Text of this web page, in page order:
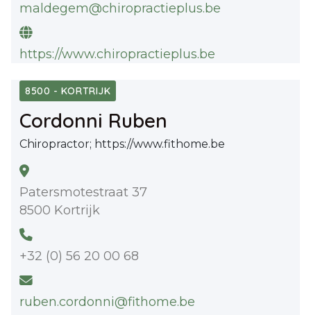
maldegem@chiropractieplus.be
https://www.chiropractieplus.be
8500 - KORTRIJK
Cordonni Ruben
Chiropractor; https://www.fithome.be
Patersmotestraat 37
8500 Kortrijk
+32 (0) 56 20 00 68
ruben.cordonni@fithome.be